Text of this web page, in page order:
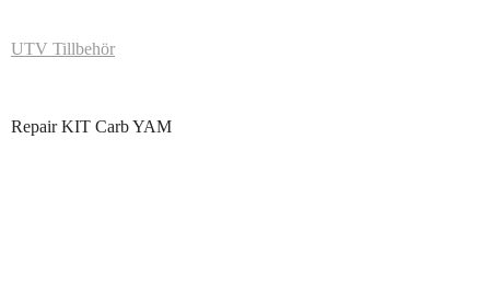
UTV Tillbehör
Repair KIT Carb YAM